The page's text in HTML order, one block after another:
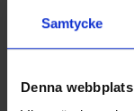
Samtycke
Denna